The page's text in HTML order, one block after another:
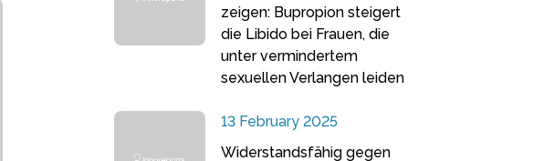
zeigen: Bupropion steigert
die Libido bei Frauen, die
unter vermindertem
sexuellen Verlangen leiden
13 February 2025
Widerstandsfähig gegen